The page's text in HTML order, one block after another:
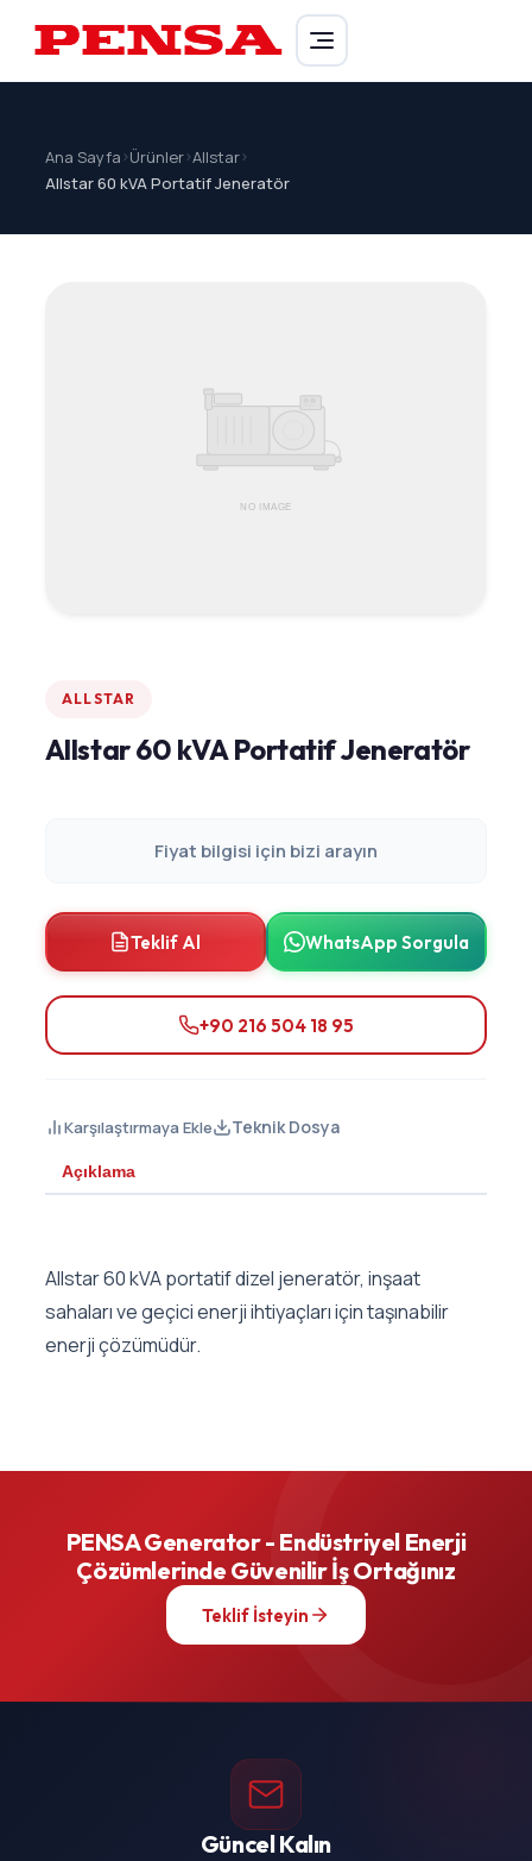
PENSA Generator
Ana Sayfa>Ürünler>Allstar>
Allstar 60 kVA Portatif Jeneratör
ALLSTAR
Allstar 60 kVA Portatif Jeneratör
Fiyat bilgisi için bizi arayın
Teklif Al WhatsApp Sorgula
+90 216 504 18 95
Karşılaştırmaya Ekle Teknik Dosya
Açıklama
Allstar 60 kVA portatif dizel jeneratör, inşaat
sahaları ve geçici enerji ihtiyaçları için taşınabilir
enerji çözümüdür.
PENSA Generator - Endüstriyel Enerji
Çözümlerinde Güvenilir İş Ortağınız
Teklif İsteyin
Güncel Kalın